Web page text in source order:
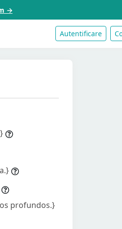
→
Autentificare
profundos.}